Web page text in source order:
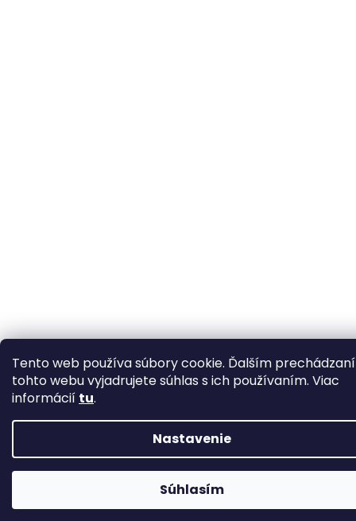
Tento web používa súbory cookie. Ďalším
tohto webu vyjadrujete súhlas s ich používaním. Viac
informácií tu.
Nastavenie
Súhlasím
Objednávky prijaté v pracovný den do 10:00 odosielame ešte v